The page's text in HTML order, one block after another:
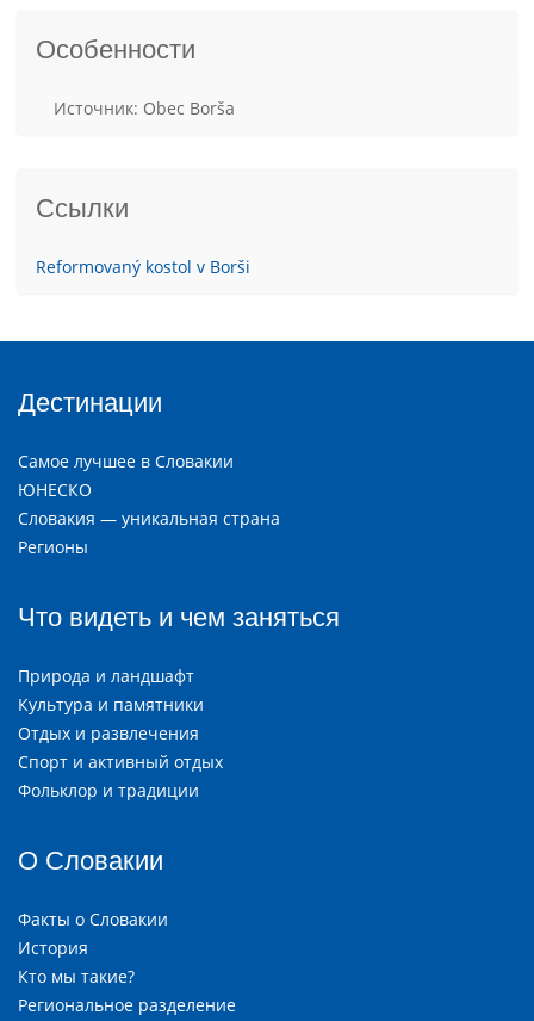
Особенности
Источник: Obec Borša
Ссылки
Reformovaný kostol v Borši
Дестинации
Самое лучшее в Словакии
ЮНЕСКО
Словакия — уникальная страна
Регионы
Что видеть и чем заняться
Природа и ландшафт
Культура и памятники
Отдых и развлечения
Спорт и активный отдых
Фольклор и традиции
О Словакии
Факты о Словакии
История
Кто мы такие?
Региональное разделение